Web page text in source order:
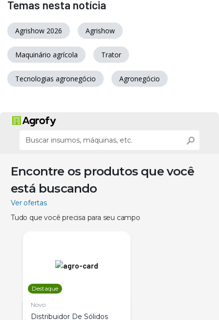
Temas nesta notícia
Agrishow 2026 Agrishow
Maquinário agrícola Trator
Tecnologias agronegócio Agronegócio
Encontre os produtos que você
está buscando
Ver ofertas
Tudo que você precisa para seu campo
Destaque
Novo
Distribuidor De Sólidos